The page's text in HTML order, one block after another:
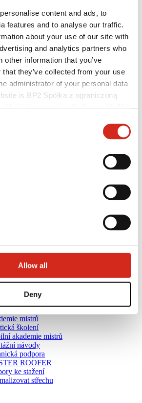
content and ads, to
features and to analyse our traffic.
about your use of our site with
and analytics partners who
other information that you’ve
they’ve collected from your use
administrator of your personal data
is BP2 Spółka z ograniczoną
Allow all
Deny
mistrů
školení
akademie mistrů
návody
podpora
ROOFER
ke stažení
střechu